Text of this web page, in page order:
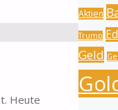
Heute
Aktien
Trump
Geld